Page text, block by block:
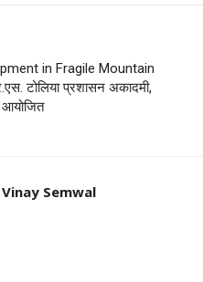
in Fragile Mountain
टोलिया प्रशासन अकादमी,
Vinay Semwal